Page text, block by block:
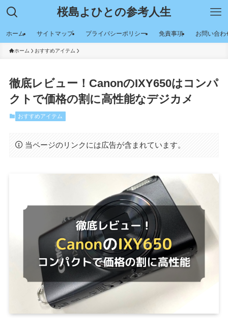
桜島よひとの参考人生
ホーム サイトマップ プライバシーポリシー 免責事項 お問い合わ
ホーム おすすめアイテム
徹底レビュー！CanonのIXY650はコンパ
クトで価格の割に高性能なデジカメ
おすすめアイテム
当ページのリンクには広告が含まれています。